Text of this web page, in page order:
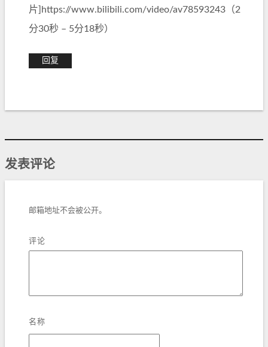
片]https://www.bilibili.com/video/av78593243（2
分30秒 – 5分18秒）
回复
发表评论
邮箱地址不会被公开。
评论
名称